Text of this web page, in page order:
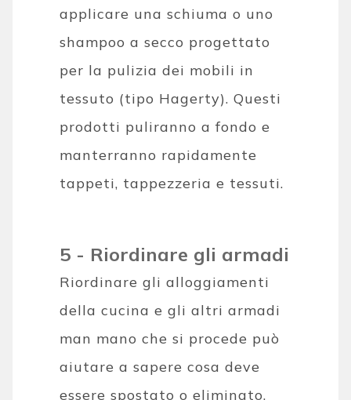
applicare una schiuma o uno
shampoo a secco progettato
per la pulizia dei mobili in
tessuto (tipo Hagerty). Questi
prodotti puliranno a fondo e
manterranno rapidamente
tappeti, tappezzeria e tessuti.
5 - Riordinare gli armadi
Riordinare gli alloggiamenti
della cucina e gli altri armadi
man mano che si procede può
aiutare a sapere cosa deve
essere spostato o eliminato.